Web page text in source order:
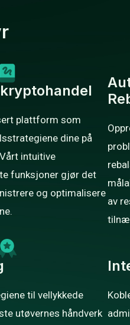
plattform som
dine på
intuitive
funksjoner gjør det
og optimalisere
av
til vellykkede
utøvernes håndverk